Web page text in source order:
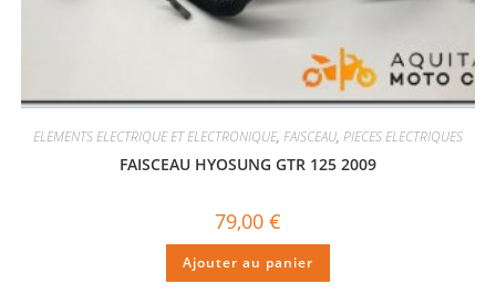
ELEMENTS ELECTRIQUE ET ELECTRONIQUE, FAISCEAU, PIECES ELECTRIQUES
FAISCEAU HYOSUNG GTR 125 2009
79,00 €
Ajouter au panier